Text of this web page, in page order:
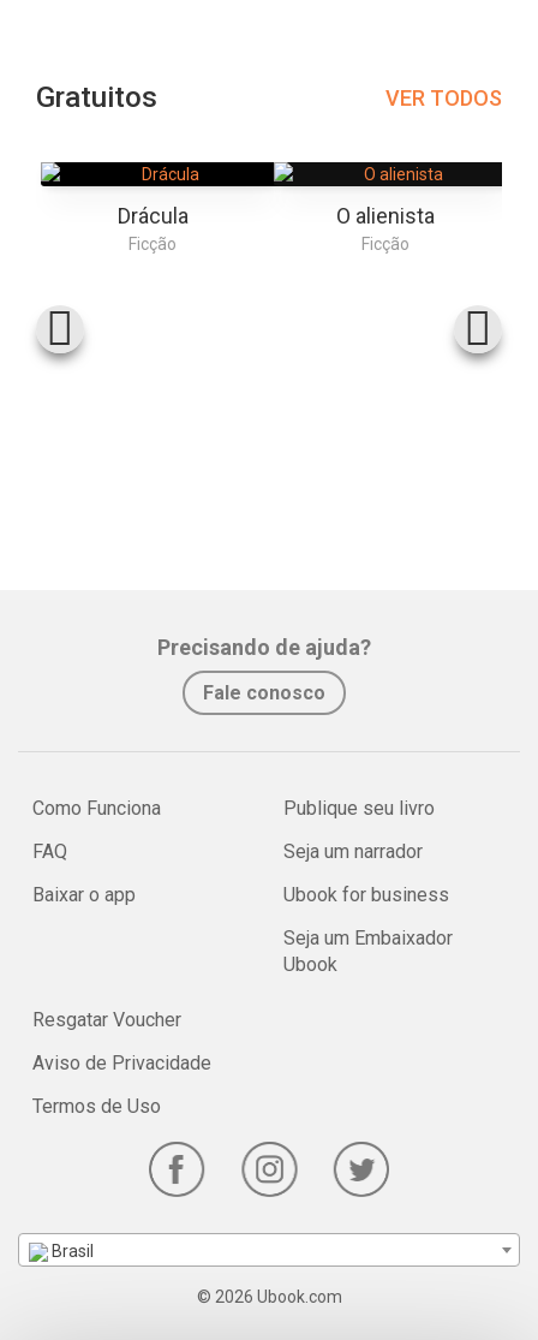
Gratuitos VER TODOS
Drácula
Ficção
O alienista
Ficção
Precisando de ajuda?
Fale conosco
Como Funciona
FAQ
Baixar o app
Publique seu livro
Seja um narrador
Ubook for business
Seja um Embaixador
Ubook
Resgatar Voucher
Aviso de Privacidade
Termos de Uso
Brasil
© 2026 Ubook.com